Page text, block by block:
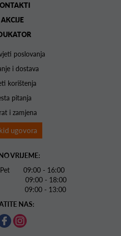
AKCIJE
poslovanja
i dostava
korištenja
pitanja
i zamjena
ugovora
VRIJEME:
Pet 09:00 - 16:00
- 18:00
- 13:00
NAS: